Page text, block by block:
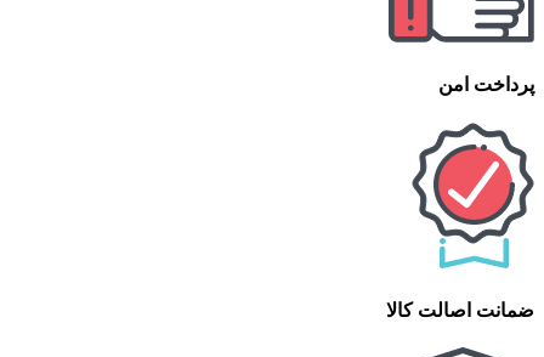
پرداخت امن
ضمانت اصالت کالا